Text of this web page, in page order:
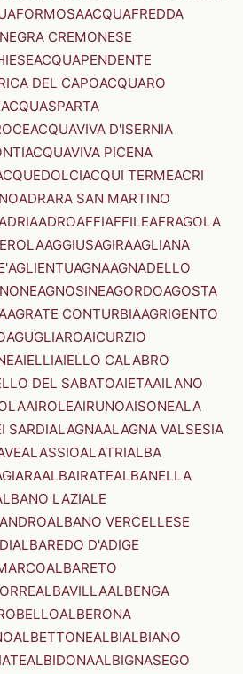
ACQUAFREDDA
CREMONESE
ACQUAPENDENTE
DEL CAPOACQUARO
ACQUASPARTA
ACQUAVIVA D'ISERNIA
ACQUAVIVA PICENA
ACQUI TERMEACRI
ADRARA SAN MARTINO
ADROAFFIAFFILEAFRAGOLA
AGGIUSAGIRAAGLIANA
AGLIENTUAGNAAGNADELLO
AGNOSINEAGORDOAGOSTA
AGRATE CONTURBIAAGRIGENTO
AGUGLIAROAICURZIO
AIELLIAIELLO CALABRO
DEL SABATOAIETAAILANO
AIROLEAIRUNOAISONEALA
SARDIALAGNAALAGNA VALSESIA
ALASSIOALATRIALBA
ALBAIRATEALBANELLA
LAZIALE
ALBANO VERCELLESE
ALBAREDO D'ADIGE
ALBARETO
ALBAVILLAALBENGA
ALBERONA
ALBETTONEALBIALBIANO
ALBIDONAALBIGNASEGO